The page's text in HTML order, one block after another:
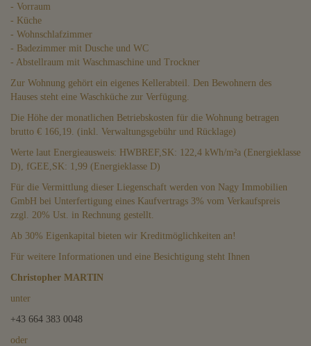
- Vorraum
- Küche
- Wohnschlafzimmer
- Badezimmer mit Dusche und WC
- Abstellraum mit Waschmaschine und Trockner
Zur Wohnung gehört ein eigenes Kellerabteil. Den Bewohnern des
Hauses steht eine Waschküche zur Verfügung.
Die Höhe der monatlichen Betriebskosten für die Wohnung betragen
brutto € 166,19. (inkl. Verwaltungsgebühr und Rücklage)
Werte laut Energieausweis: HWBREF,SK: 122,4 kWh/m²a (Energieklasse
D), fGEE,SK: 1,99 (Energieklasse D)
Für die Vermittlung dieser Liegenschaft werden von Nagy Immobilien
GmbH bei Unterfertigung eines Kaufvertrags 3% vom Verkaufspreis
zzgl. 20% Ust. in Rechnung gestellt.
Ab 30% Eigenkapital bieten wir Kreditmöglichkeiten an!
Für weitere Informationen und eine Besichtigung steht Ihnen
Christopher MARTIN
unter
+43 664 383 0048
oder